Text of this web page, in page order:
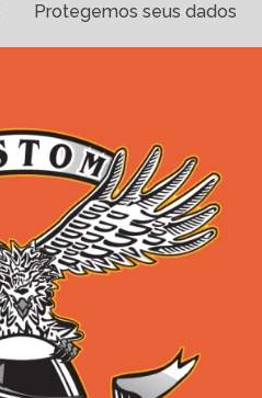
Protegemos seus dados